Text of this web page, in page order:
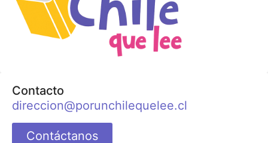
Contacto
direccion@porunchilequelee.cl
Contáctanos